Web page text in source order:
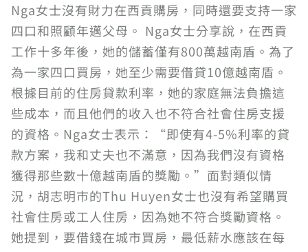
Nga女士沒有財力在西貢購房，同時還要支持一家
四口和照顧年邁父母。 Nga女士分享說，在西貢
工作十多年後，她的儲蓄僅有800萬越南盾。為了
為一家四口買房，她至少需要借貸10億越南盾。
根據目前的住房貸款利率，她的家庭無法負擔這
些成本，而且他們的收入也不符合社會住房支援
的資格。Nga女士表示：“即使有4-5%利率的貸
款方案，我和丈夫也不滿意，因為我們沒有資格
獲得那些數十億越南盾的獎勵。”面對類似情
況，胡志明市的Thu Huyen女士也沒有希望購買
社會住房或工人住房，因為她不符合獎勵資格。
她提到，要借錢在城市買房，最低薪水應該在每